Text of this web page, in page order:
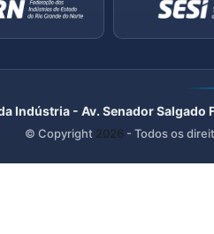
Indústria - Av. Senador
© Copyright 2026 - Todos os